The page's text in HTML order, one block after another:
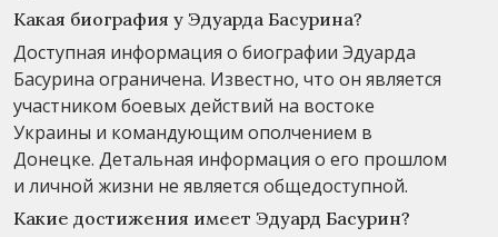
Какая биография у Эдуарда Басурина?
Доступная информация о биографии Эдуарда
Басурина ограничена. Известно, что он является
участником боевых действий на востоке
Украины и командующим ополчением в
Донецке. Детальная информация о его прошлом
и личной жизни не является общедоступной.
Какие достижения имеет Эдуард Басурин?